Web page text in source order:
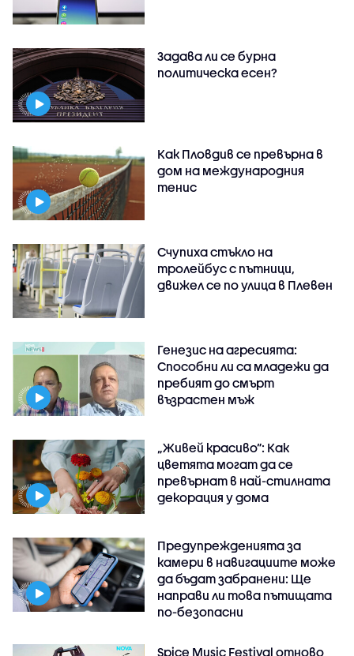
Задава ли се бурна
политическа есен?
Как Пловдив се превърна в
дом на международния
тенис
Счупиха стъкло на
тролейбус с пътници,
движел се по улица в Плевен
Генезис на агресията:
Способни ли са младежи да
пребият до смърт
възрастен мъж
„Живей красиво”: Как
цветята могат да се
превърнат в най-стилната
декорация у дома
Предупрежденията за
камери в навигациите може
да бъдат забранени: Ще
направи ли това пътищата
по-безопасни
Spice Music Festival отново